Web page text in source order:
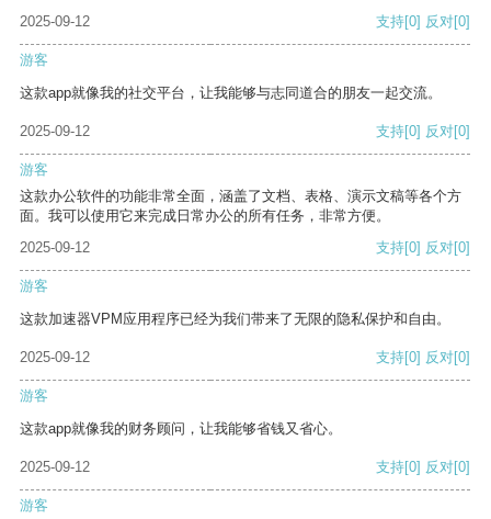
2025-09-12
支持[0] 反对[0]
游客
这款app就像我的社交平台，让我能够与志同道合的朋友一起交流。
2025-09-12 支持[0] 反对[0]
游客
这款办公软件的功能非常全面，涵盖了文档、表格、演示文稿等各个方
面。我可以使用它来完成日常办公的所有任务，非常方便。
2025-09-12
支持[0] 反对[0]
游客
这款加速器VPM应用程序已经为我们带来了无限的隐私保护和自由。
2025-09-12 支持[0] 反对[0]
游客
这款app就像我的财务顾问，让我能够省钱又省心。
2025-09-12 支持[0] 反对[0]
游客